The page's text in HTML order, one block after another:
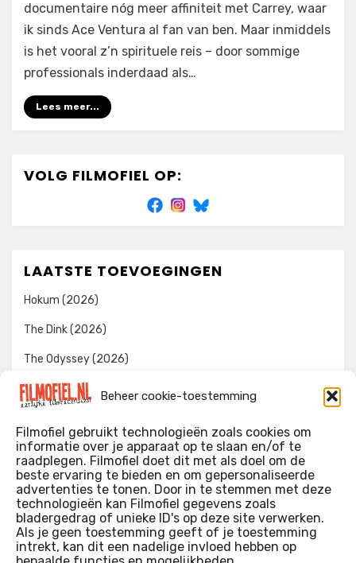
Beheer cookie-toestemming
Filmofiel gebruikt technologieën zoals cookies om
informatie over je apparaat op te slaan en/of te
raadplegen. Filmofiel doet dit met als doel om de
beste ervaring te bieden en om gepersonaliseerde
advertenties te tonen. Door in te stemmen met deze
technologieën kan Filmofiel gegevens zoals
bladergedrag of unieke ID's op deze site verwerken.
Als je geen toestemming geeft of je toestemming
intrekt, kan dit een nadelige invloed hebben op
a
Very
Special,
Obligated
documentaire nóg meer affiniteit met Carrey, waar
ik sinds Ace Ventura al fan van ben. Maar inmiddels
is het vooral z’n spirituele reis – door sommige
professionals inderdaad als…
Lees meer...
VOLG FILMOFIEL OP:
LAATSTE TOEVOEGINGEN
Hokum (2026)
The Dink (2026)
The Odyssey (2026)
Evil Dead Burn (2026)
WIE IK BEN…?
Ik ben ooit begonnen met m’n recensies omdat ik zoveel
films keek dat ik af en toe niet meer wist welke ik nu wel of
niet gezien had. Ik ben een filmliefhebber, heb als hobby nog